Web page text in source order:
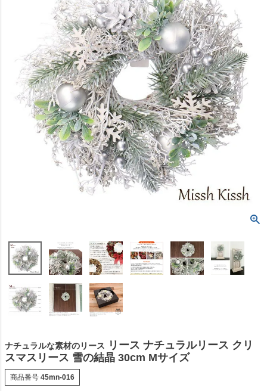
ナチュラルな素材のリース
リース ナチュラルリース クリ
スマスリース 雪の結晶 30cm Mサイズ
商品番号 45mn-016